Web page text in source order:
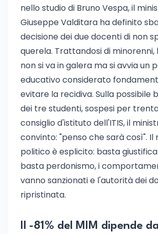
nello studio di Bruno Vespa, il
Giuseppe Valditara ha definito
decisione dei due docenti di non
querela. Trattandosi di minorenni,
non si va in galera ma si avvia un
educativo considerato
evitare la recidiva. Sulla possibile
dei tre studenti, sospesi per
consiglio d'istituto dell'ITIS, il
convinto: "penso che sarà così". Il
politico è esplicito: basta
basta perdonismo, i
vanno sanzionati e l'autorità dei
ripristinata.
Il -81% del MIM dipende